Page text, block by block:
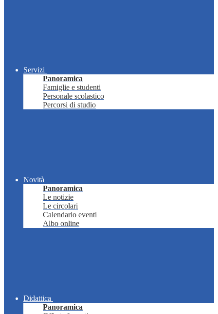
Servizi
Panoramica
Famiglie e studenti
Personale scolastico
Percorsi di studio
Novità
Panoramica
Le notizie
Le circolari
Calendario eventi
Albo online
Didattica
Panoramica